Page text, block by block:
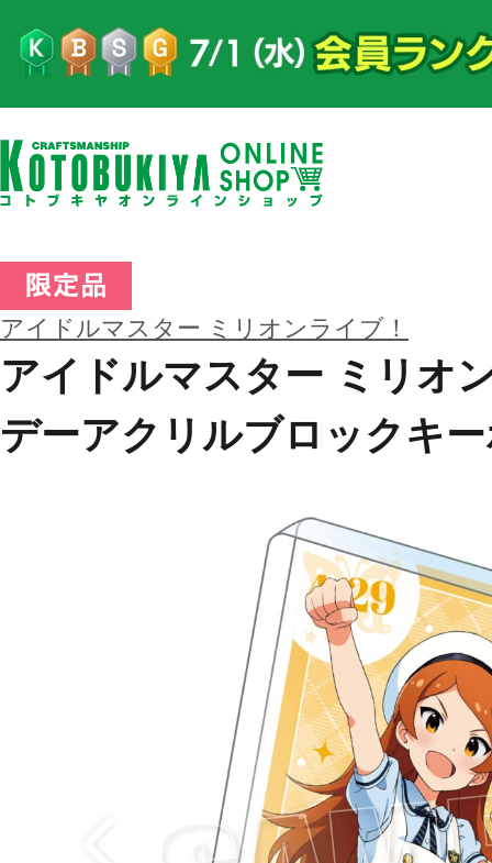
アイドルマスター ミリオンライブ！
アイドルマスター ミリオ
デーアクリルブロックキ